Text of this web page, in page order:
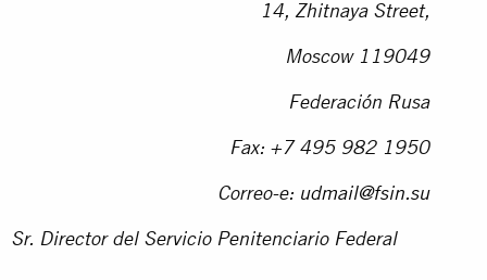
14, Zhitnaya Street,
Moscow 119049
Federación Rusa
Fax: +7 495 982 1950
Correo-e: udmail@fsin.su
Sr. Director del Servicio Penitenciario Federal